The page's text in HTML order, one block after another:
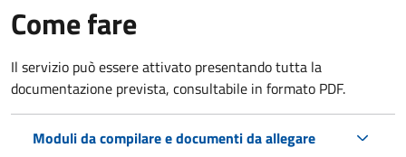
Come fare
Il servizio può essere attivato presentando tutta la
documentazione prevista, consultabile in formato PDF.
Moduli da compilare e documenti da allegare